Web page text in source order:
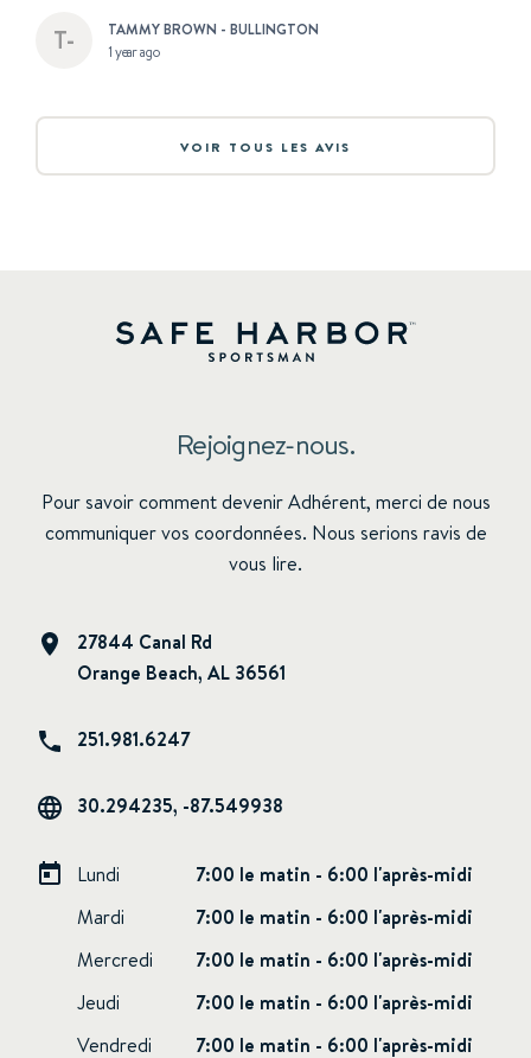
TAMMY BROWN - BULLINGTON
1 year ago
VOIR TOUS LES AVIS
Rejoignez-nous.
Pour savoir comment devenir Adhérent, merci de nous
communiquer vos coordonnées. Nous serions ravis de
vous lire.
27844 Canal Rd
Orange Beach, AL 36561
251.981.6247
30.294235, -87.549938
Lundi
7:00 le matin - 6:00 l'après-midi
Mardi
7:00 le matin - 6:00 l'après-midi
Mercredi
7:00 le matin - 6:00 l'après-midi
Jeudi
7:00 le matin - 6:00 l'après-midi
Vendredi
7:00 le matin - 6:00 l'après-midi